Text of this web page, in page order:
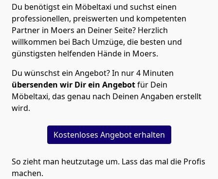
Du benötigst ein Möbeltaxi und suchst einen
professionellen, preiswerten und kompetenten
Partner in Moers an Deiner Seite? Herzlich
willkommen bei Bach Umzüge, die besten und
günstigsten helfenden Hände in Moers.
Du wünschst ein Angebot? In nur 4 Minuten
übersenden wir Dir ein Angebotfür Dein
Möbeltaxi, das genau nach Deinen Angaben erstellt
wird.
Kostenloses Angebot erhalten
So zieht man heutzutage um. Lass das mal die Profis
machen.